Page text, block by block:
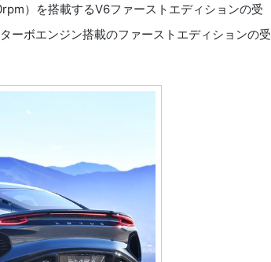
）を搭載するV6ファーストエディションの受
ーボエンジン搭載のファーストエディションの受